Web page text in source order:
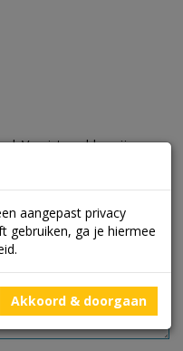
Vereiste velden zijn
aangepast privacy
gebruiken, ga je hiermee
Akkoord & doorgaan